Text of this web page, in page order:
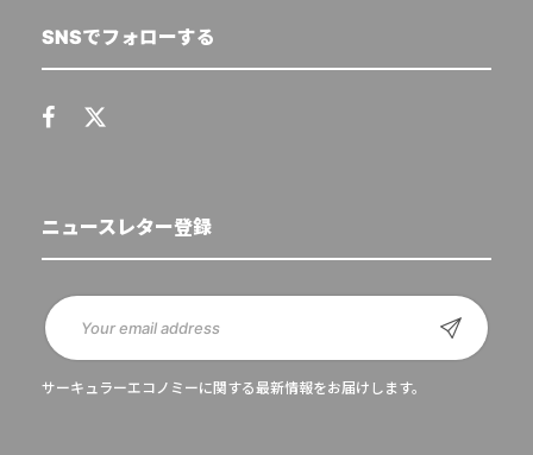
SNSでフォローする
ニュースレター登録
サーキュラーエコノミーに関する最新情報をお届けします。